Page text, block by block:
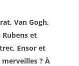
Van Gogh,
et
Ensor et
? À